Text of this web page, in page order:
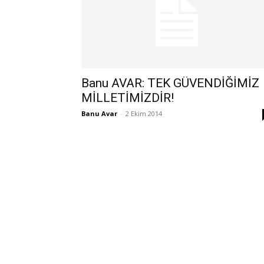
Banu AVAR: TEK GÜVENDİĞİMİZ
MİLLETİMİZDİR!
Banu Avar - 2 Ekim 2014